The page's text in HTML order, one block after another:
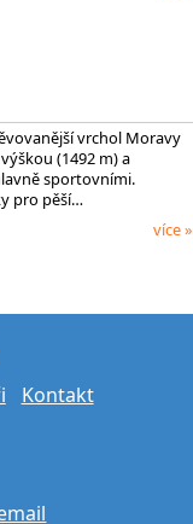
vrchol Moravy
(1492 m) a
sportovními.
pro pěší…
více »
Kontakt